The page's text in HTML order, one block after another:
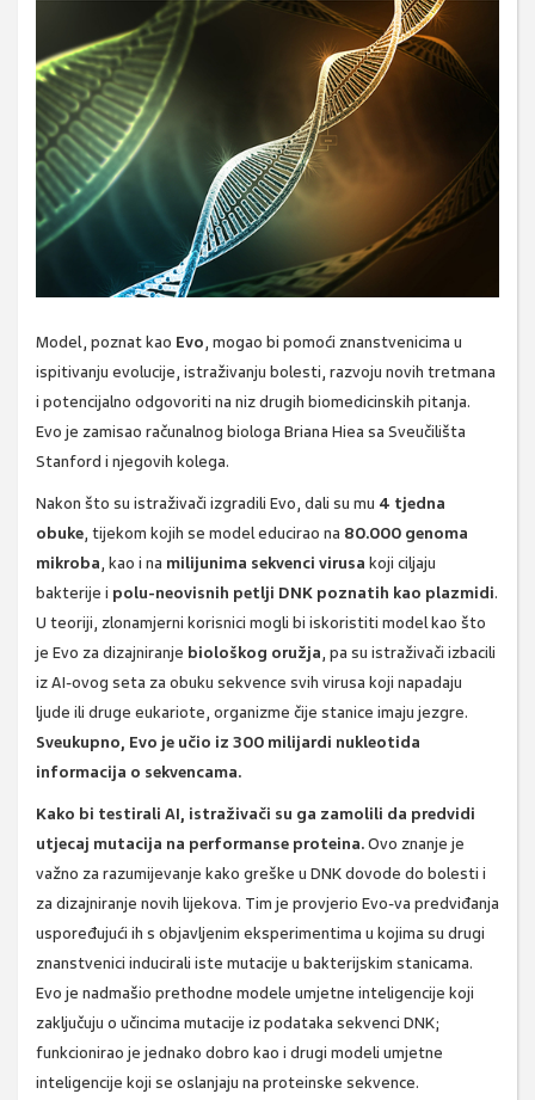
Model, poznat kao Evo, mogao bi pomoći znanstvenicima u
ispitivanju evolucije, istraživanju bolesti, razvoju novih tretmana
i potencijalno odgovoriti na niz drugih biomedicinskih pitanja.
Evo je zamisao računalnog biologa Briana Hiea sa Sveučilišta
Stanford i njegovih kolega.
Nakon što su istraživači izgradili Evo, dali su mu 4 tjedna
obuke, tijekom kojih se model educirao na 80.000 genoma
mikroba, kao i na milijunima sekvenci virusa koji ciljaju
bakterije i polu-neovisnih petlji DNK poznatih kao plazmidi.
U teoriji, zlonamjerni korisnici mogli bi iskoristiti model kao što
je Evo za dizajniranje biološkog oružja, pa su istraživači izbacili
iz AI-ovog seta za obuku sekvence svih virusa koji napadaju
ljude ili druge eukariote, organizme čije stanice imaju jezgre.
Sveukupno, Evo je učio iz 300 milijardi nukleotida
informacija o sekvencama.
Kako bi testirali AI, istraživači su ga zamolili da predvidi
utjecaj mutacija na performanse proteina.Ovo znanje je
važno za razumijevanje kako greške u DNK dovode do bolesti i
za dizajniranje novih lijekova. Tim je provjerio Evo-va predviđanja
uspoređujući ih s objavljenim eksperimentima u kojima su drugi
znanstvenici inducirali iste mutacije u bakterijskim stanicama.
Evo je nadmašio prethodne modele umjetne inteligencije koji
zaključuju o učincima mutacije iz podataka sekvenci DNK;
funkcionirao je jednako dobro kao i drugi modeli umjetne
inteligencije koji se oslanjaju na proteinske sekvence.